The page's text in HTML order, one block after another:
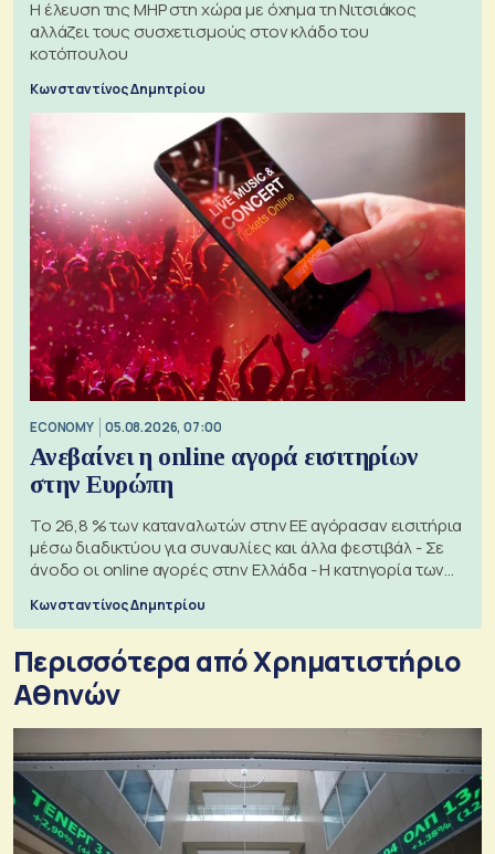
H έλευση της MHP στη χώρα με όχημα τη Νιτσιάκος
αλλάζει τους συσχετισμούς στον κλάδο του
κοτόπουλου
Κωνσταντίνος Δημητρίου
ECONOMY 05.08.2026, 07:00
Ανεβαίνει η online αγορά εισιτηρίων
στην Ευρώπη
Το 26,8 % των καταναλωτών στην ΕΕ αγόρασαν εισιτήρια
μέσω διαδικτύου για συναυλίες και άλλα φεστιβάλ - Σε
άνοδο οι online αγορές στην Ελλάδα - Η κατηγορία των
Κωνσταντίνος Δημητρίου
Περισσότερα από Xρηματιστήριο
Αθηνών